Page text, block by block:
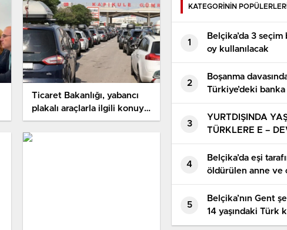
Bizim!”
Ticaret Bakanlığı, yabancı
plakalı araçlarla ilgili konuya
netlik getirdi
KATEGORİNİN POPÜLERLERİ
1
Belçika’da 3
oy kullanılacak
2
Boşanma
Türkiye’deki banka
paylaşılır mı?
3
YURTDIŞINDA
TÜRKLERE E –
SİSTEMİNİN
4
Belçika’da eşi
öldürülen anne ve
cenaze namazı
5
Belçika’nın Gent
14 yaşındaki Türk
Karakaya için